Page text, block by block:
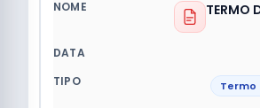
TERMO
Termo